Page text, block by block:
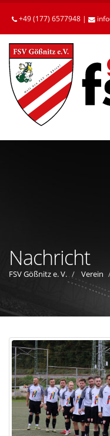
Betätigen
die
Enter-
Taste,
um
zum
Hauptinhalt
gelangen.
+49 (177) 6577948 | info
Nachricht
FSV Gößnitz e. V. Verein